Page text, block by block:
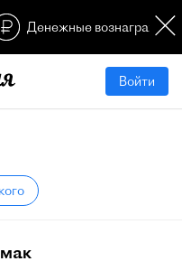
Денежные
Войти